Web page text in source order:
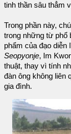
tinh thần sâu thẳm
Trong phần này,
trong những từ phổ
phẩm của đạo diễn
Seopyonje, Im
thuật, thay vì tính
đàn ông không liên
gia đình.